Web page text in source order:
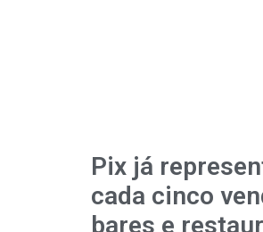
Pix já
cada cinco
bares e